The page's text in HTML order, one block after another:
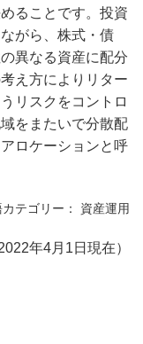
ることです。投資
がら、株式・債
異なる資産に配分
え方によりリター
リスクをコントロ
をまたいで分散配
ロケーションと呼
カテゴリー： 資産運用
2022年4月1日現在）